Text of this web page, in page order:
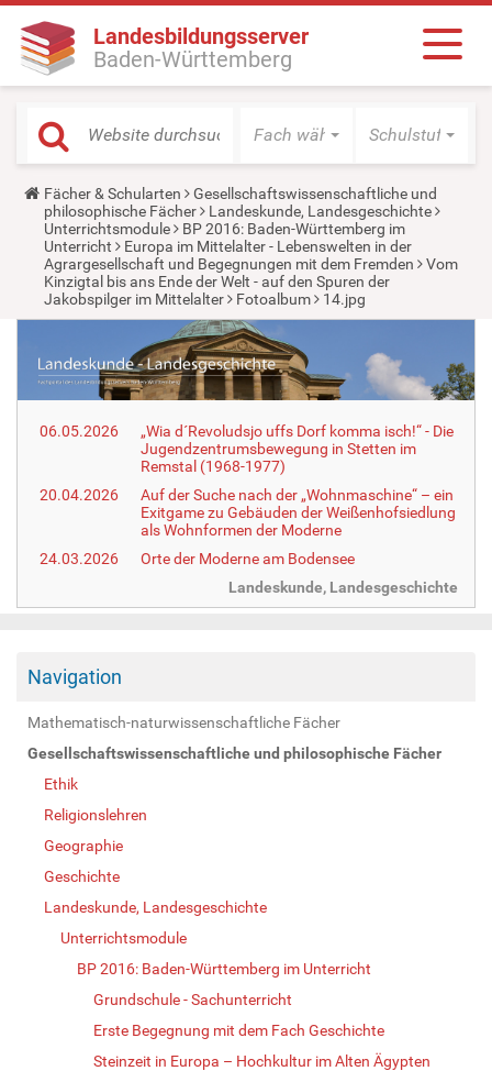
Landesbildungsserver
Baden-Württemberg
Fach wählen Schulstufe
Y
o
u
a
r
e
h
e
:
Fächer & Schularten
Gesellschaftswissenschaftliche und
philosophische Fächer
Landeskunde, Landesgeschichte
Unterrichtsmodule
BP 2016: Baden-Württemberg im
Unterricht
Europa im Mittelalter - Lebenswelten in der
Agrargesellschaft und Begegnungen mit dem Fremden
Vom
Kinzigtal bis ans Ende der Welt - auf den Spuren der
Jakobspilger im Mittelalter
Fotoalbum 14.jpg
06.05.2026
„Wia d´Revoludsjo uffs Dorf komma isch!“ - Die
Jugendzentrumsbewegung in Stetten im
Remstal (1968-1977)
20.04.2026
Auf der Suche nach der „Wohnmaschine“ – ein
Exitgame zu Gebäuden der Weißenhofsiedlung
als Wohnformen der Moderne
24.03.2026
Orte der Moderne am Bodensee
Landeskunde, Landesgeschichte
Navigation
Mathematisch-naturwissenschaftliche Fächer
Gesellschaftswissenschaftliche und philosophische Fächer
Ethik
Religionslehren
Geographie
Geschichte
Landeskunde, Landesgeschichte
Unterrichtsmodule
BP 2016: Baden-Württemberg im Unterricht
Grundschule - Sachunterricht
Erste Begegnung mit dem Fach Geschichte
Steinzeit in Europa – Hochkultur im Alten Ägypten